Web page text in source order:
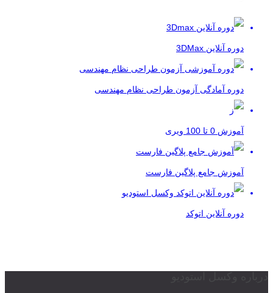
دوره آنلاین 3DMax
دوره آمادگی آزمون طراحی نظام مهندسی
آموزش 0 تا 100 ویری
آموزش جامع پلاگین فارست
دوره آنلاین اتوکد